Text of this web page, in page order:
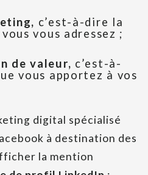
c’est-à-dire la
vous adressez ;
de valeur, c’est-à-
vous apportez à vos
digital spécialisé
à destination des
la mention